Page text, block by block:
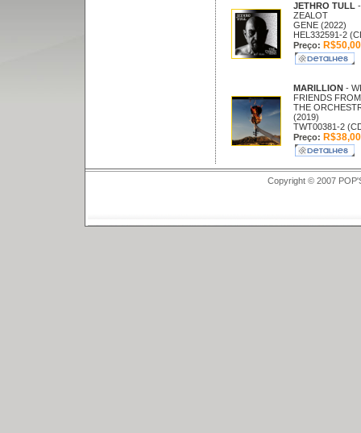
JETHRO TULL -
ZEALOT
GENE (2022)
HEL332591-2
Preço: R$50,00
MARILLION -
FRIENDS FROM
THE
(2019)
TWT00381-2
Preço: R$38,00
Copyright © 2007